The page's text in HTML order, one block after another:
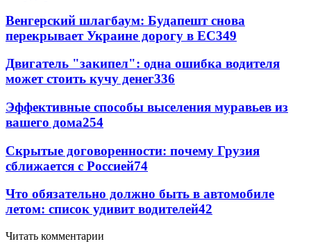
Венгерский шлагбаум: Будапешт снова
перекрывает Украине дорогу в ЕС349
Двигатель "закипел": одна ошибка водителя
может стоить кучу денег336
Эффективные способы выселения муравьев из
вашего дома254
Скрытые договоренности: почему Грузия
сближается с Россией74
Что обязательно должно быть в автомобиле
летом: список удивит водителей42
Читать комментарии